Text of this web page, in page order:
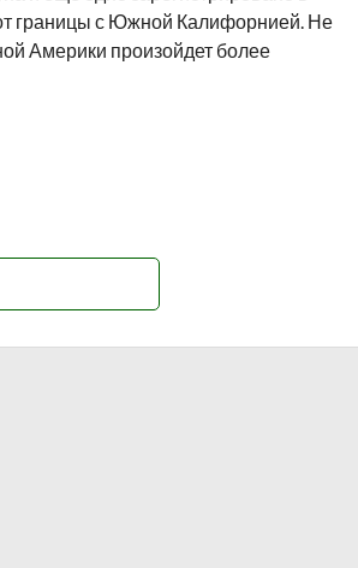
границы с Южной Калифорнией. Не
Америки произойдет более